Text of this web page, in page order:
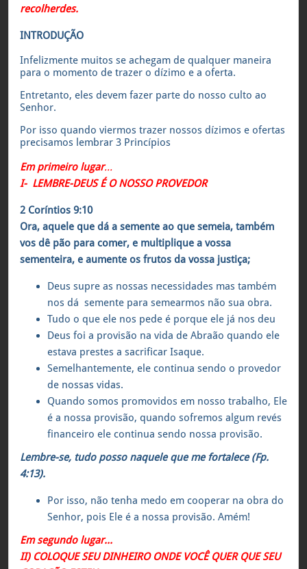
recolherdes.
INTRODUÇÃO
Infelizmente muitos se achegam de qualquer maneira
para o momento de trazer o dízimo e a oferta.
Entretanto, eles devem fazer parte do nosso culto ao
Senhor.
Por isso quando viermos trazer nossos dízimos e ofertas
precisamos lembrar 3 Princípios
Em primeiro lugar…
I- LEMBRE-DEUS É O NOSSO PROVEDOR
2 Coríntios 9:10
Ora, aquele que dá a semente ao que semeia, também
vos dê pão para comer, e multiplique a vossa
sementeira, e aumente os frutos da vossa justiça;
Deus supre as nossas necessidades mas também
nos dá semente para semearmos não sua obra.
Tudo o que ele nos pede é porque ele já nos deu
Deus foi a provisão na vida de Abraão quando ele
estava prestes a sacrificar Isaque.
Semelhantemente, ele continua sendo o provedor
de nossas vidas.
Quando somos promovidos em nosso trabalho, Ele
é a nossa provisão, quando sofremos algum revés
financeiro ele continua sendo nossa provisão.
Lembre-se, tudo posso naquele que me fortalece (Fp.
4:13).
Por isso, não tenha medo em cooperar na obra do
Senhor, pois Ele é a nossa provisão. Amém!
Em segundo lugar…
II) COLOQUE SEU DINHEIRO ONDE VOCÊ QUER QUE SEU